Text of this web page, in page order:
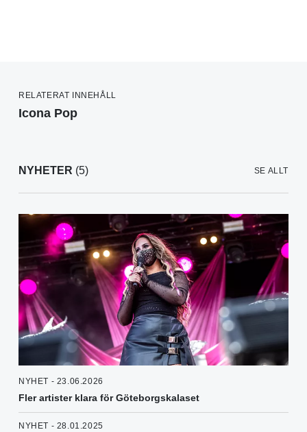
RELATERAT INNEHÅLL
Icona Pop
NYHETER (5) SE ALLT
NYHET - 23.06.2026
Fler artister klara för Göteborgskalaset
NYHET - 28.01.2025